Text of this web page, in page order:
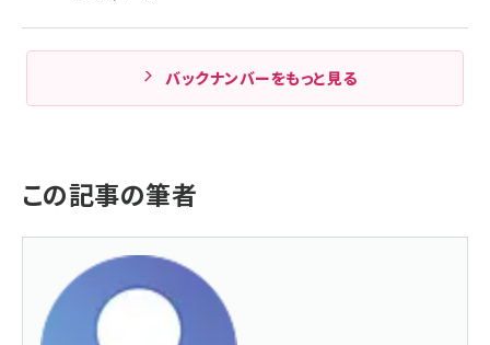
バックナンバーをもっと見る
この記事の筆者